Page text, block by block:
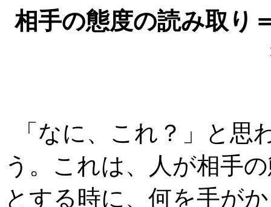
相手の態度の読み取り
「なに、これ？」と
う。これは、人が相手
とする時に、何を手が